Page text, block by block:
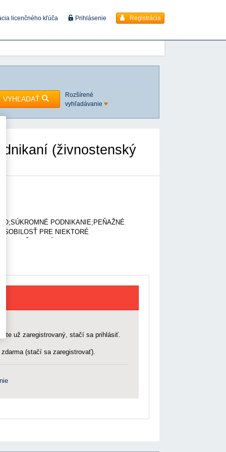
licenčného kľúča Prihlásenie Registrácia
VYHĽADAŤ
Rozšírené
vyhľadávanie
(živnostenský
PODNIKANIE;PEŇAŽNÉ
PRE NIEKTORÉ
PRÁVE;SPRÁVNE PRIESTUPKY.
ste už zaregistrovaný, stačí sa prihlásiť.
(stačí sa zaregistrovať).